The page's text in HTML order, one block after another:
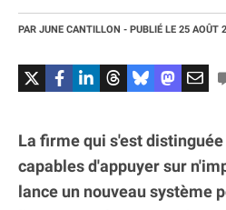
PAR JUNE CANTILLON - PUBLIÉ LE 25 AOÛT
La firme qui s'est
capables d'appuyer sur
lance un nouveau système